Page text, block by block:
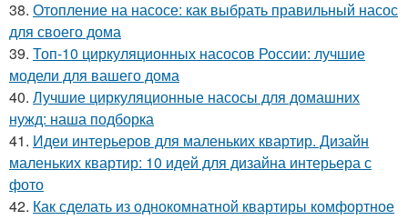
38. Отопление на насосе: как выбрать правильный насос
для своего дома
39. Топ-10 циркуляционных насосов России: лучшие
модели для вашего дома
40. Лучшие циркуляционные насосы для домашних
нужд: наша подборка
41. Идеи интерьеров для маленьких квартир. Дизайн
маленьких квартир: 10 идей для дизайна интерьера с
фото
42. Как сделать из однокомнатной квартиры комфортное